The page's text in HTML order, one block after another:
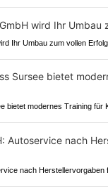
Ihr Umbau zum vollen Erfolg
bietet modernes Training für
nach Herstellervorgaben